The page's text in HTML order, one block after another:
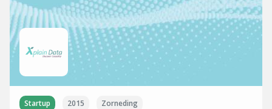
Startup 2015 Zorneding